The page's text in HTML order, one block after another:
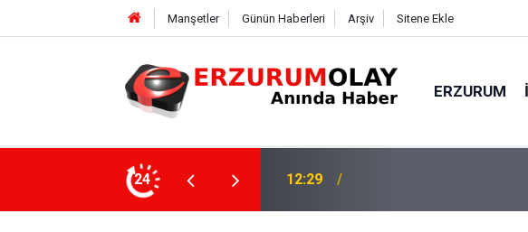
Manşetler Günün Haberleri Arşiv Sitene Ekle
ERZURUM
24 12:29